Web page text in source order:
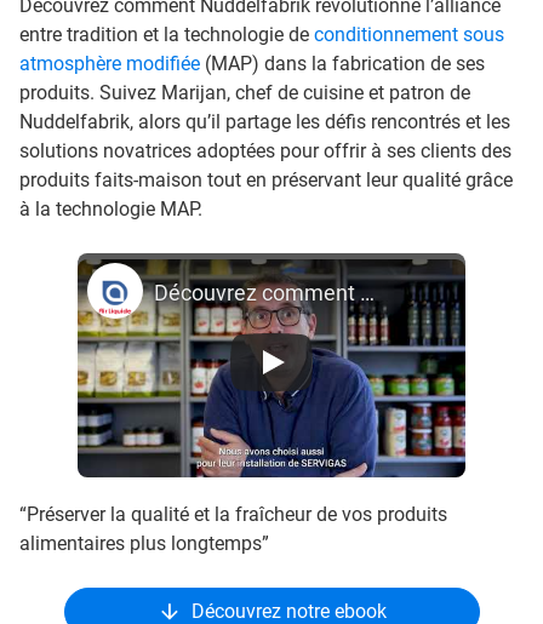
Découvrez comment Nuddelfabrik révolutionne l’alliance
entre tradition et la technologie de conditionnement sous
atmosphère modifiée (MAP) dans la fabrication de ses
produits. Suivez Marijan, chef de cuisine et patron de
Nuddelfabrik, alors qu’il partage les défis rencontrés et les
solutions novatrices adoptées pour offrir à ses clients des
produits faits-maison tout en préservant leur qualité grâce
à la technologie MAP.
Découvrez comment Nuddelfabrik allie le fait-maison et la technologie MAP
“Préserver la qualité et la fraîcheur de vos produits
alimentaires plus longtemps”
Découvrez notre ebook